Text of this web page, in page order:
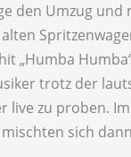
den Umzug
„Humba
trotz der
live zu proben.
sich